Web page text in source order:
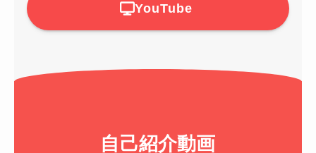
YouTube
自己紹介動画